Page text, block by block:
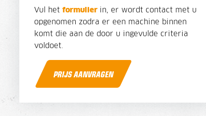
Vul het formulier in, er wordt contact met u
opgenomen zodra er een machine binnen
komt die aan de door u ingevulde criteria
voldoet.
PRIJS AANVRAGEN